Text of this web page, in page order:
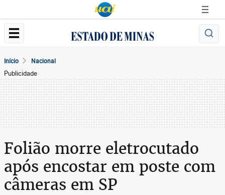
Início Nacional
Publicidade
Folião morre eletrocutado
após encostar em poste com
câmeras em SP